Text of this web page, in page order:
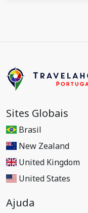
Sites Globais
Brasil
New Zealand
United Kingdom
United States
Ajuda